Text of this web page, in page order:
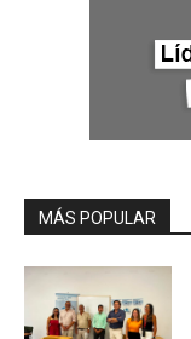
MÁS POPULAR